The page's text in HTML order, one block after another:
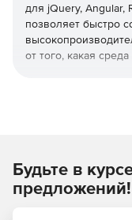
для jQuery, Angular,
позволяет быстро
от того, какая
обширной
дизайна. Kendo UI
интегрируя
Будьте в
предложений!